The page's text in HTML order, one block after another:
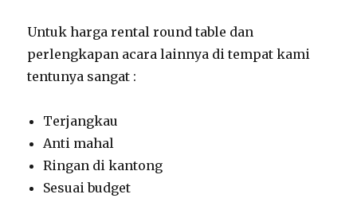
Untuk harga rental round table dan
perlengkapan acara lainnya di tempat kami
tentunya sangat :
Terjangkau
Anti mahal
Ringan di kantong
Sesuai budget